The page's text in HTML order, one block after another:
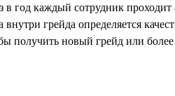
год каждый сотрудник
грейда определяется
получить новый грейд или